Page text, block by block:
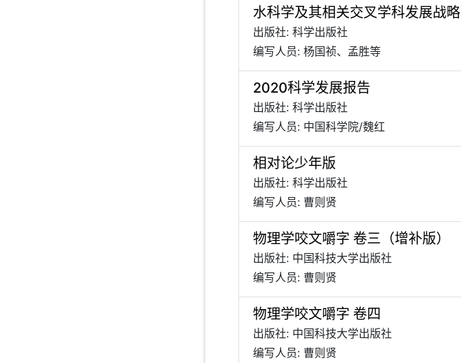
水科学及其相关交叉学科发展战略
出版社: 科学出版社
编写人员: 杨国祯、孟胜等
2020科学发展报告
出版社: 科学出版社
编写人员: 中国科学院/魏红
相对论少年版
出版社: 科学出版社
编写人员: 曹则贤
物理学咬文嚼字 卷三（增补版）
出版社: 中国科技大学出版社
编写人员: 曹则贤
物理学咬文嚼字 卷四
出版社: 中国科技大学出版社
编写人员: 曹则贤